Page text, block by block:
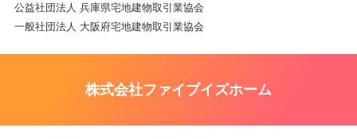
公益社団法人 兵庫県宅地建物取引業協会
一般社団法人 大阪府宅地建物取引業協会
株式会社ファイブイズホーム